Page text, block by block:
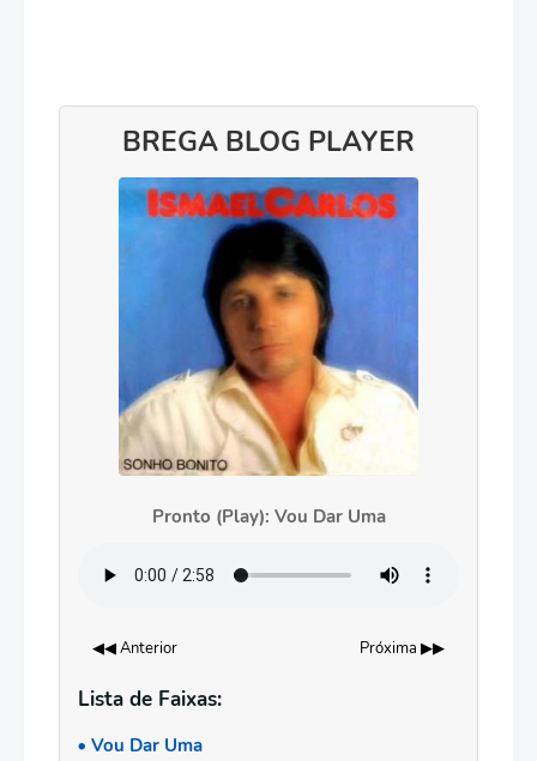
BREGA BLOG PLAYER
Pronto (Play): Vou Dar Uma
◀◀ Anterior Próxima ▶▶
Lista de Faixas:
Vou Dar Uma